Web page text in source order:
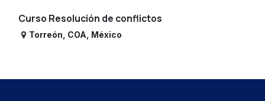
Curso Resolución de conflictos
Torreón COA México